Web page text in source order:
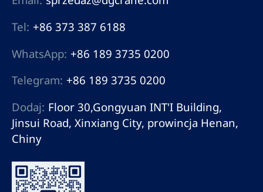
Tel: +86 373 387 6188
WhatsApp: +86 189 3735 0200
Telegram: +86 189 3735 0200
Dodaj: Floor 30,Gongyuan INT'I Building,
Jinsui Road, Xinxiang City, prowincja Henan,
Chiny